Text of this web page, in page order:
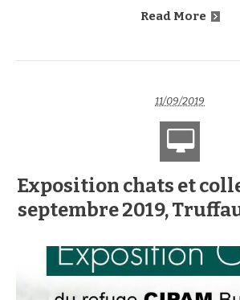
Read More
11/09/2019
Exposition chats et
septembre 2019,